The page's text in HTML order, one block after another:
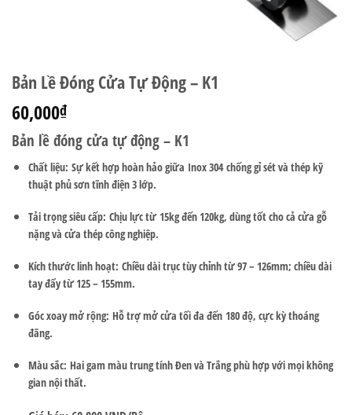
Bản Lề Đóng Cửa Tự Động – K1
60,000₫
Bản lề đóng cửa tự động – K1
Chất liệu: Sự kết hợp hoàn hảo giữa Inox 304chống gỉ sét và thép kỹ
thuật phủ sơn tĩnh điện 3 lớp.
Tải trọng siêu cấp: Chịu lực từ 15kg đến 120kg, dùng tốt cho cả cửa gỗ
nặng và cửa thép công nghiệp.
Kích thước linh hoạt: Chiều dài trục tùy chỉnh từ 97 – 126mm; chiều dài
tay đẩy từ 125 – 155mm.
Góc xoay mở rộng: Hỗ trợ mở cửa tối đa đến 180 độ, cực kỳ thoáng
đãng.
Màu sắc: Hai gam màu trung tính Đen và Trắng phù hợp với mọi không
gian nội thất.